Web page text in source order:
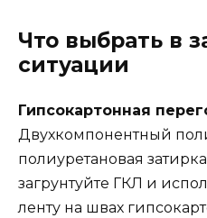
Что выбрать в
ситуации
Гипсокартонная
Двухкомпонентный
полиуретановая
загрунтуйте ГКЛ и
ленту на швах